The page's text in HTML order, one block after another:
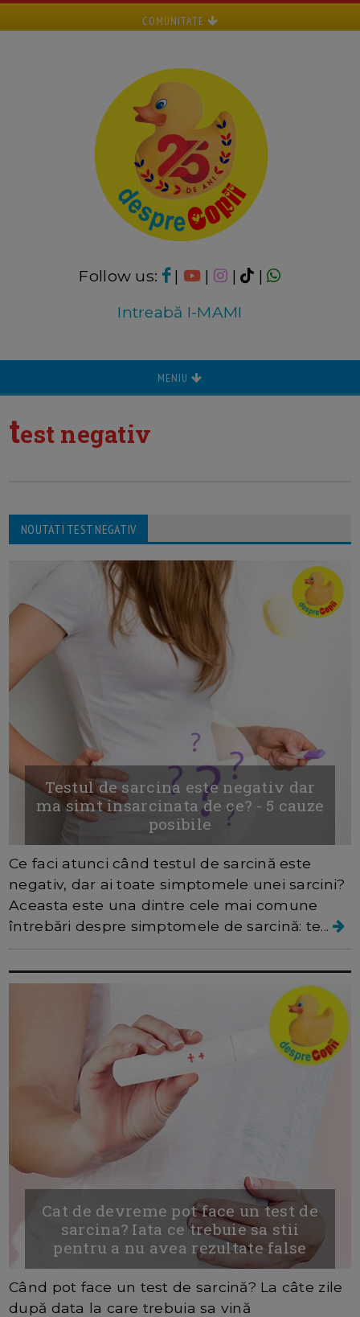
COMUNITATE
Follow us: | | |
|
Intreabă I-MAMI
MENIU
test negativ
NOUTATI TEST NEGATIV
Testul de sarcina este negativ dar
ma simt insarcinata de ce? - 5 cauze
posibile
Ce faci atunci când testul de sarcină este
negativ, dar ai toate simptomele unei sarcini?
Aceasta este una dintre cele mai comune
întrebări despre simptomele de sarcină: te...
Cat de devreme pot face un test de
sarcina? Iata ce trebuie sa stii
pentru a nu avea rezultate false
Când pot face un test de sarcină? La câte zile
după data la care trebuia sa vină